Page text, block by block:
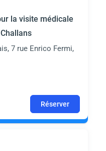
la visite médicale
7 rue Enrico Fermi,
Réserver